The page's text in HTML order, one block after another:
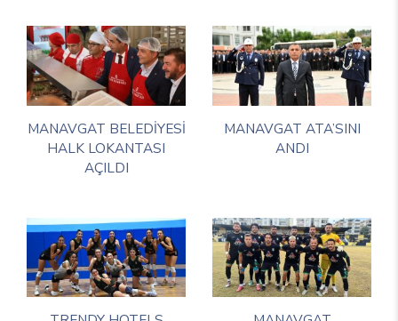
MANAVGAT BELEDİYESİ
HALK LOKANTASI
AÇILDI
MANAVGAT ATA’SINI
ANDI